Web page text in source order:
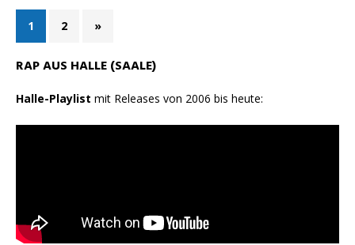
1 2 »
RAP AUS HALLE (SAALE)
Halle-Playlist mit Releases von 2006 bis heute: